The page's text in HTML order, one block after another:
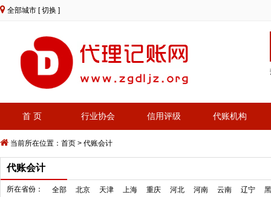
全部城市 [ 切换 ]
首 页 行业协会 信用评级 代账机构
当前所在位置： 首页 > 代账会计
代账会计
所在省份： 全部 北京 天津 上海 重庆 河北 河南 云南 辽宁